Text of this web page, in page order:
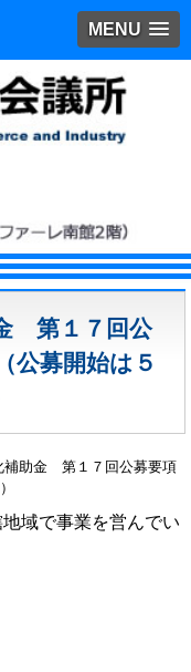
MENU
第１７回公
公募開始は５
補助金 第１７回公募要項
域で事業を営んでい